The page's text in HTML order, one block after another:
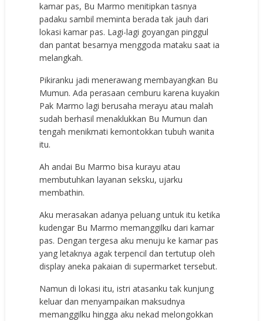
kamar pas, Bu Marmo menitipkan tasnya
padaku sambil meminta berada tak jauh dari
lokasi kamar pas. Lagi-lagi goyangan pinggul
dan pantat besarnya menggoda mataku saat ia
melangkah.
Pikiranku jadi menerawang membayangkan Bu
Mumun. Ada perasaan cemburu karena kuyakin
Pak Marmo lagi berusaha merayu atau malah
sudah berhasil menaklukkan Bu Mumun dan
tengah menikmati kemontokkan tubuh wanita
itu.
Ah andai Bu Marmo bisa kurayu atau
membutuhkan layanan seksku, ujarku
membathin.
Aku merasakan adanya peluang untuk itu ketika
kudengar Bu Marmo memanggilku dari kamar
pas. Dengan tergesa aku menuju ke kamar pas
yang letaknya agak terpencil dan tertutup oleh
display aneka pakaian di supermarket tersebut.
Namun di lokasi itu, istri atasanku tak kunjung
keluar dan menyampaikan maksudnya
memanggilku hingga aku nekad melongokkan